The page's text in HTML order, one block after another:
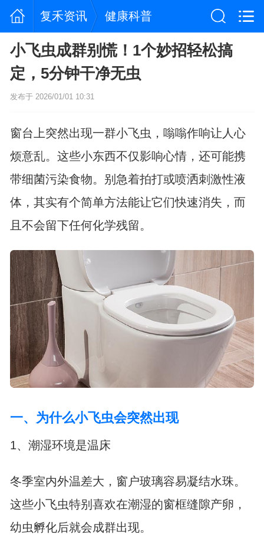
复禾资讯 健康科普
小飞虫成群别慌！1个妙招轻松搞
定，5分钟干净无虫
发布于 2026/01/01 10:31
窗台上突然出现一群小飞虫，嗡嗡作响让人心
烦意乱。这些小东西不仅影响心情，还可能携
带细菌污染食物。别急着拍打或喷洒刺激性液
体，其实有个简单方法能让它们快速消失，而
且不会留下任何化学残留。
一、为什么小飞虫会突然出现
1、潮湿环境是温床
冬季室内外温差大，窗户玻璃容易凝结水珠。
这些小飞虫特别喜欢在潮湿的窗框缝隙产卵，
幼虫孵化后就会成群出现。